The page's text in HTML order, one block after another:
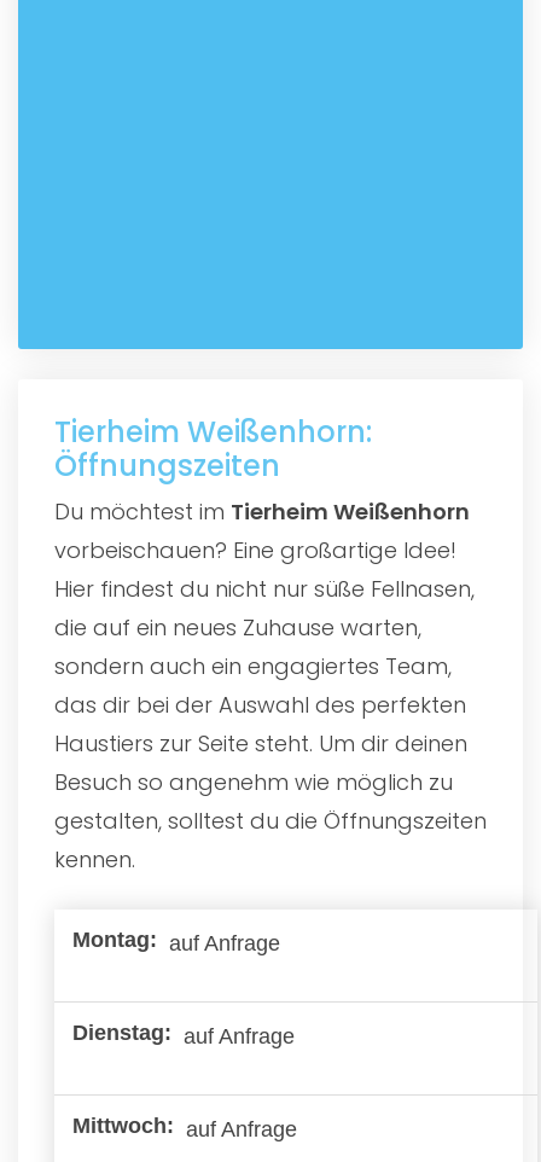
Tierheim Weißenhorn:
Öffnungszeiten
Du möchtest im Tierheim Weißenhorn
vorbeischauen? Eine großartige Idee!
Hier findest du nicht nur süße Fellnasen,
die auf ein neues Zuhause warten,
sondern auch ein engagiertes Team,
das dir bei der Auswahl des perfekten
Haustiers zur Seite steht. Um dir deinen
Besuch so angenehm wie möglich zu
gestalten, solltest du die Öffnungszeiten
kennen.
auf Anfrage
auf Anfrage
auf Anfrage